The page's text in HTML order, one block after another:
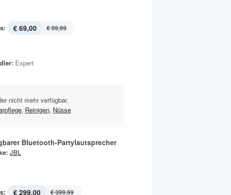
€ 69,00 € 99,99
Expert
nicht mehr verfügbar.
, Reinigen, Nüsse
Bluetooth-Partylautsprecher
JBL
€ 299,00 € 399,99